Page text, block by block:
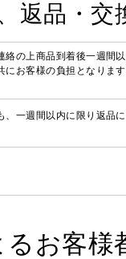
返品・
絡の上商品到着後一週間
にお客様の負担となりま
、一週間以内に限り返品
るお客